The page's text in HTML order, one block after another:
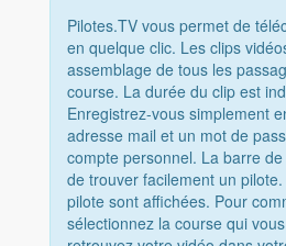
Pilotes.TV vous permet de
en quelque clic. Les clips
assemblage de tous les
course. La durée du clip est
Enregistrez-vous simplement
adresse mail et un mot de
compte personnel. La barre
de trouver facilement un
pilote sont affichées. Pour
sélectionnez la course qui